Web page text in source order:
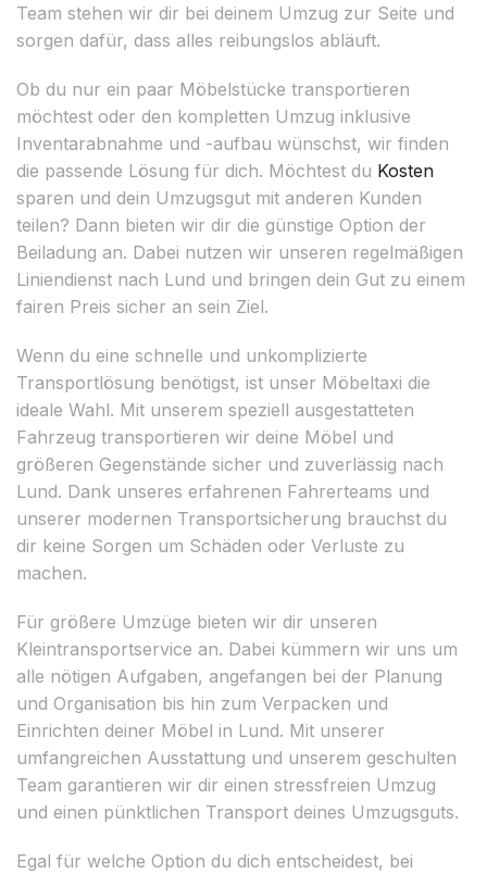
Team stehen wir dir bei deinem Umzug zur Seite und
sorgen dafür, dass alles reibungslos abläuft.
Ob du nur ein paar Möbelstücke transportieren
möchtest oder den kompletten Umzug inklusive
Inventarabnahme und -aufbau wünschst, wir finden
die passende Lösung für dich. Möchtest du Kosten
sparen und dein Umzugsgut mit anderen Kunden
teilen? Dann bieten wir dir die günstige Option der
Beiladung an. Dabei nutzen wir unseren regelmäßigen
Liniendienst nach Lund und bringen dein Gut zu einem
fairen Preis sicher an sein Ziel.
Wenn du eine schnelle und unkomplizierte
Transportlösung benötigst, ist unser Möbeltaxi die
ideale Wahl. Mit unserem speziell ausgestatteten
Fahrzeug transportieren wir deine Möbel und
größeren Gegenstände sicher und zuverlässig nach
Lund. Dank unseres erfahrenen Fahrerteams und
unserer modernen Transportsicherung brauchst du
dir keine Sorgen um Schäden oder Verluste zu
machen.
Für größere Umzüge bieten wir dir unseren
Kleintransportservice an. Dabei kümmern wir uns um
alle nötigen Aufgaben, angefangen bei der Planung
und Organisation bis hin zum Verpacken und
Einrichten deiner Möbel in Lund. Mit unserer
umfangreichen Ausstattung und unserem geschulten
Team garantieren wir dir einen stressfreien Umzug
und einen pünktlichen Transport deines Umzugsguts.
Egal für welche Option du dich entscheidest, bei